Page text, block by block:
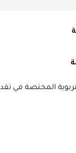
المختصة في